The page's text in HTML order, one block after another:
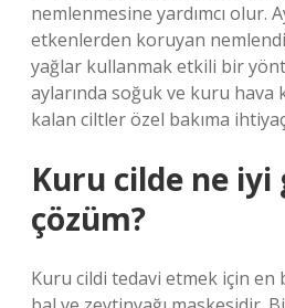
nemlenmesine yardımcı olur.
etkenlerden koruyan
yağlar kullanmak etkili bir
aylarında soğuk ve kuru hava
kalan ciltler özel bakıma
Kuru cilde ne iyi
çözüm?
Kuru cildi tedavi etmek için